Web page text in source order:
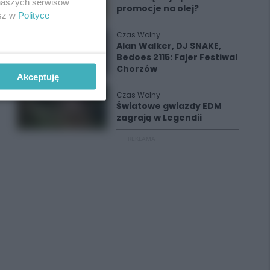
promocje na olej?
Czas Wolny
Alan Walker, DJ SNAKE,
Bedoes 2115: Fajer Festiwal
Chorzów
Czas Wolny
Światowe gwiazdy EDM
zagrają w Legendii
w Polityce
Akceptuję